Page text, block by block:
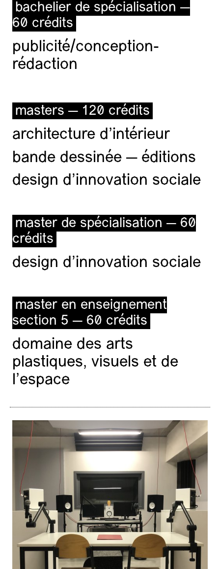
bachelier de spécialisation —
60 crédits
publicité/conception-
rédaction
masters — 120 crédits
architecture d’intérieur
bande dessinée — éditions
design d'innovation sociale
master de spécialisation — 60
crédits
design d'innovation sociale
master en enseignement
section 5 — 60 crédits
domaine des arts
plastiques, visuels et de
l’espace